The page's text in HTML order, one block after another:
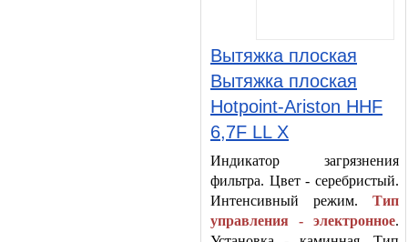
Вытяжка плоская
Вытяжка плоская
Hotpoint-Ariston HHF
6,7F LL X
Индикатор загрязнения
фильтра. Цвет - серебристый.
Интенсивный режим. Тип
управления - электронное.